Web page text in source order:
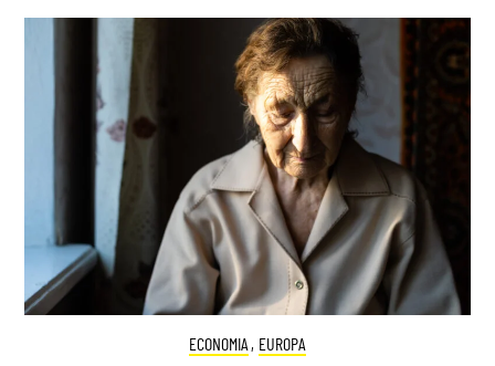
ECONOMIA , EUROPA